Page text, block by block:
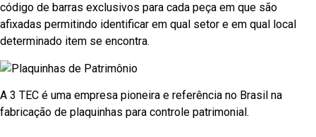
código de barras exclusivos para cada peça em que são
afixadas permitindo identificar em qual setor e em qual local
determinado item se encontra.
A 3 TEC é uma empresa pioneira e referência no Brasil na
fabricação de plaquinhas para controle patrimonial.